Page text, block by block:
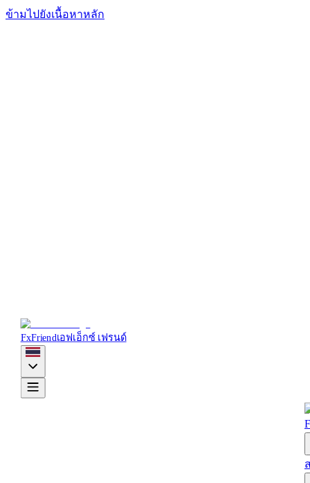
ข้ามไปยังเนื้อหาหลัก
FxFriend เอฟเอ็กซ์ เฟรนด์
FxFriendเอฟเอ็กซ์ เฟรนด์